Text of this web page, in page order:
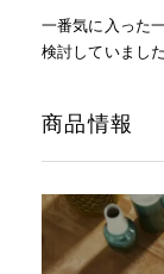
一番気に入った
検討していまし
商品情報